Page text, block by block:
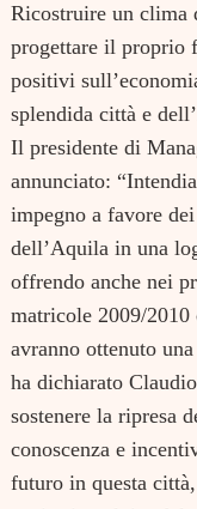
Ricostruire un clima
progettare il proprio
positivi
splendida città e
Il presidente di
annunciato:
impegno a favore
dell’Aquila in una
offrendo anche nei
matricole 2009/2010
avranno ottenuto
ha dichiarato
sostenere la ripresa
conoscenza e
futuro in questa